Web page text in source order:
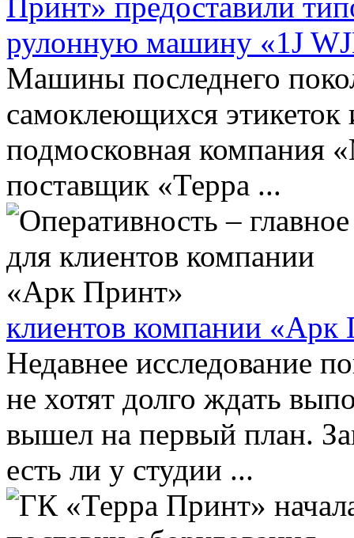
рулонную машину «1J
Машины последнего
самоклеющихся этикеток
подмосковная компания
поставщик «Терра ...
клиентов компании «Арк
Недавнее исследование
не хотят долго ждать
вышел на первый план.
есть ли у студии ...